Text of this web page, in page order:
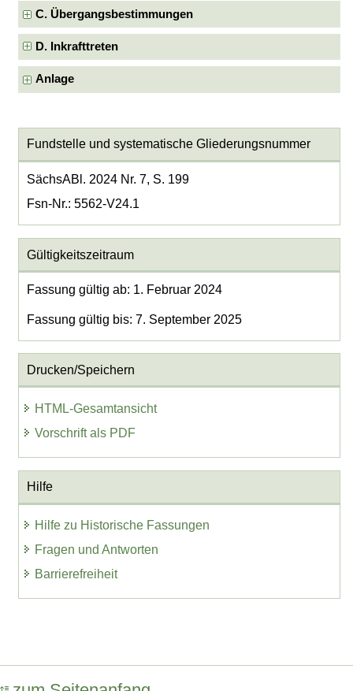
C. Übergangsbestimmungen
D. Inkrafttreten
Anlage
Fundstelle und systematische Gliederungsnummer
SächsABl. 2024 Nr. 7, S. 199
Fsn-Nr.: 5562-V24.1
Gültigkeitszeitraum
Fassung gültig ab: 1. Februar 2024
Fassung gültig bis: 7. September 2025
Drucken/Speichern
HTML-Gesamtansicht
Vorschrift als PDF
Hilfe
Hilfe zu Historische Fassungen
Fragen und Antworten
Barrierefreiheit